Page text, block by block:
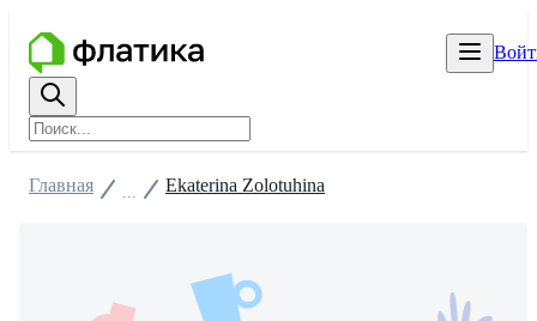
Главная Ekaterina Zolotuhina